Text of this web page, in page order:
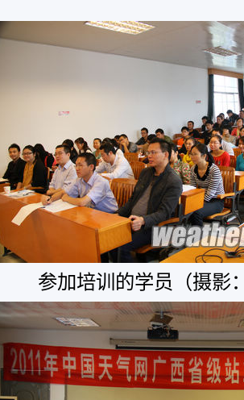
参加培训的学员（摄影